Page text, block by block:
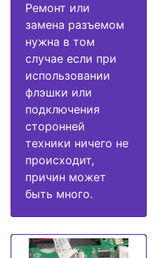
Ремонт или
замена разъемом
нужна в том
случае если при
использовании
флэшки или
подключения
сторонней
техники ничего не
происходит,
причин может
быть много.